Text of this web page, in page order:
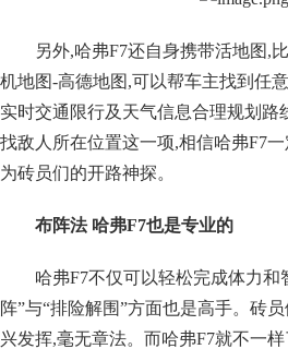
另外,哈弗F7还自身携带活地图,
机地图-高德地图,可以帮车主找到任
实时交通限行及天气信息合理规划路
找敌人所在位置这一项,相信哈弗F7
为砖员们的开路神探。
布阵法 哈弗F7也是专业的
哈弗F7不仅可以轻松完成体力和
阵”与“排险解围”方面也是高手。砖
兴发挥,毫无章法。而哈弗F7就不一